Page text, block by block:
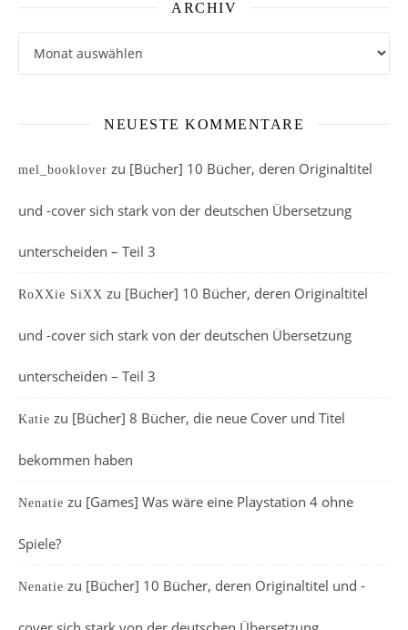
ARCHIV
NEUESTE KOMMENTARE
mel_booklover zu [Bücher] 10 Bücher, deren Originaltitel
und -cover sich stark von der deutschen Übersetzung
unterscheiden – Teil 3
RoXXie SiXX zu [Bücher] 10 Bücher, deren Originaltitel
und -cover sich stark von der deutschen Übersetzung
unterscheiden – Teil 3
Katie zu [Bücher] 8 Bücher, die neue Cover und Titel
bekommen haben
Nenatie zu [Games] Was wäre eine Playstation 4 ohne
Spiele?
Nenatie zu [Bücher] 10 Bücher, deren Originaltitel und -